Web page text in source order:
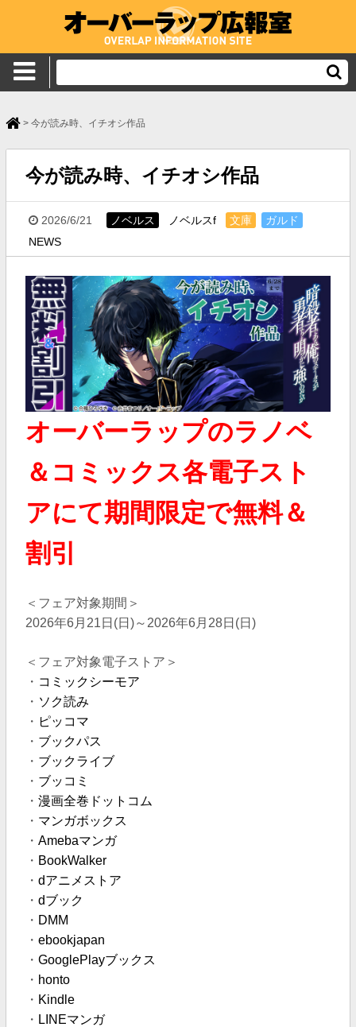
> 今が読み時、イチオシ作品
今が読み時、イチオシ作品
2026/6/21 ノベルス ノベルスf 文庫
ガルド
NEWS
オーバーラップのラノベ
＆コミックス各電子スト
アにて期間限定で無料＆
割引
＜フェア対象期間＞
2026年6月21日(日)～2026年6月28日(日)
＜フェア対象電子ストア＞
・ コミックシーモア
・ ソク読み
・ ピッコマ
・ ブックパス
・ ブックライブ
・ ブッコミ
・ 漫画全巻ドットコム
・ マンガボックス
・ Amebaマンガ
・ BookWalker
・ dアニメストア
・ dブック
・ DMM
・ ebookjapan
・ GooglePlayブックス
・ honto
・ Kindle
・ LINEマンガ